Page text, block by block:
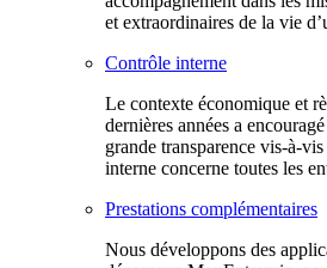
et extraordinaires de la vie
Contrôle interne
Le contexte économique et
dernières années a
grande transparence vis-à-
interne concerne toutes les
Prestations complémentaires
Nous développons des